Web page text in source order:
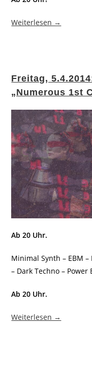
Weiterlesen →
Freitag,
„Numerous 1st
Ab 20 Uhr.
Minimal Synth – EBM
– Dark Techno – Power
Ab 20 Uhr.
Weiterlesen →